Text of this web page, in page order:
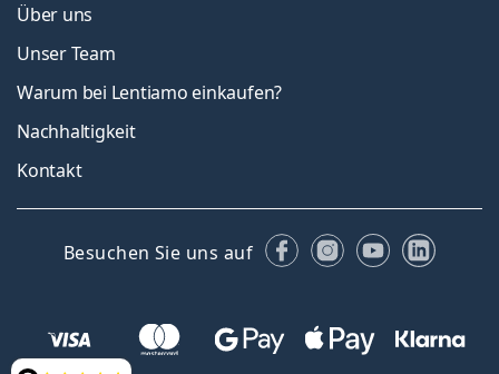
Über uns
Unser Team
Warum bei Lentiamo einkaufen?
Nachhaltigkeit
Kontakt
Besuchen Sie uns auf FacebookInstagram
YouTube